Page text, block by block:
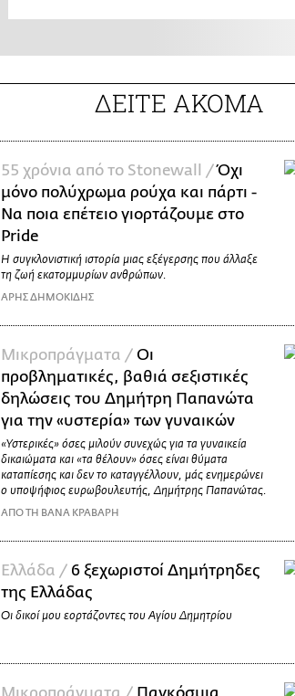
ΔΕΙΤΕ ΑΚΟΜΑ
55 χρόνια από το Stonewall /Όχι
μόνο πολύχρωμα ρούχα και πάρτι -
Να ποια επέτειο γιορτάζουμε στο
Pride
Η συγκλονιστική ιστορία μιας εξέγερσης που άλλαξε
τη ζωή εκατομμυρίων ανθρώπων.
ΑΡΗΣ ΔΗΜΟΚΙΔΗΣ
Mικροπράγματα / Οι
προβληματικές, βαθιά σεξιστικές
δηλώσεις του Δημήτρη Παπανώτα
για την «υστερία» των γυναικών
«Υστερικές» όσες μιλούν συνεχώς για τα γυναικεία
δικαιώματα και «τα θέλουν» όσες είναι θύματα
καταπίεσης και δεν το καταγγέλλουν, μάς ενημερώνει
ο υποψήφιος ευρωβουλευτής, Δημήτρης Παπανώτας.
ΑΠΟ ΤΗ ΒΑΝΑ ΚΡΑΒΑΡΗ
Ελλάδα / 6 ξεχωριστοί Δημήτρηδες
της Ελλάδας
Οι δικοί μου εορτάζοντες του Αγίου Δημητρίου
Mικροπράγματα / Παγκόσμια